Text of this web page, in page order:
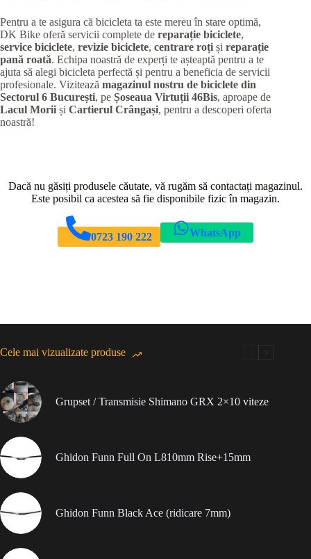
Pentru a te asigura că bicicleta ta este mereu în stare optimă,
DK Bike oferă servicii complete de reparație biciclete,
service biciclete, revizie biciclete, centrare roți și reparație
pană roată. Echipa noastră de experți te așteaptă pentru a te
ajuta să alegi bicicleta perfectă și pentru a beneficia de servicii
profesionale. Vizitează magazinul nostru de biciclete din
Sectorul 6 București, pe Șoseaua Virtuții 46Bis, aproape de
Lacul Morii și Cartierul Crângași, pentru a descoperi oferta
noastră!
Dacă nu găsiți produsele căutate, vă rugăm să contactați magazinul.
Este posibil ca acestea să fie disponibile fizic în magazin.
0723 190 222 WhatsApp
Cele mai vizualizate produse
Grupset / Transmisie Shimano GRX 2×10 viteze
Ghidon Funn Full On L810mm Rise+15mm
Ghidon Funn Black Ace (ridicare 7mm)